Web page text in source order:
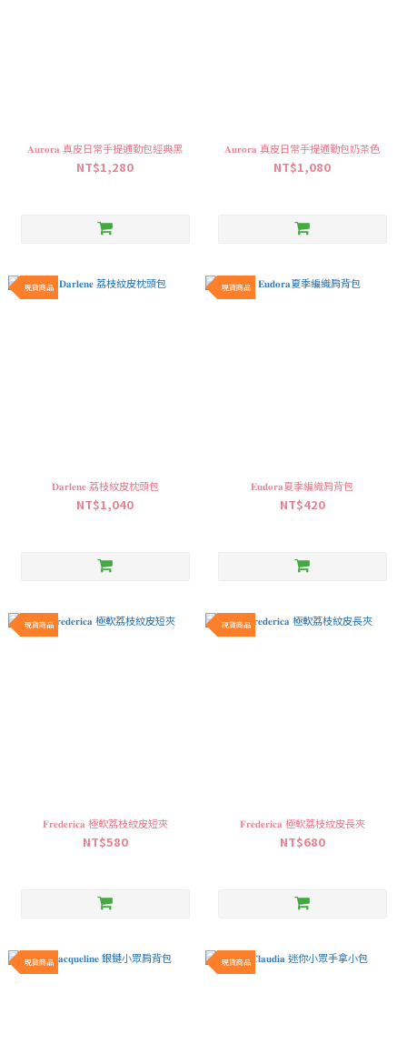
𝐀𝐮𝐫𝐨𝐫𝐚 真皮日常手提通勤包經典黑
NT$1,280
𝐀𝐮𝐫𝐨𝐫𝐚 真皮日常手提通勤包奶茶色
NT$1,080
現貨商品
𝐃𝐚𝐫𝐥𝐞𝐧𝐞 荔枝紋皮枕頭包
NT$1,040
現貨商品
𝐄𝐮𝐝𝐨𝐫𝐚夏季編織肩背包
NT$420
現貨商品
𝐅𝐫𝐞𝐝𝐞𝐫𝐢𝐜𝐚 極軟荔枝紋皮短夾
NT$580
現貨商品
𝐅𝐫𝐞𝐝𝐞𝐫𝐢𝐜𝐚 極軟荔枝紋皮長夾
NT$680
現貨商品 現貨商品